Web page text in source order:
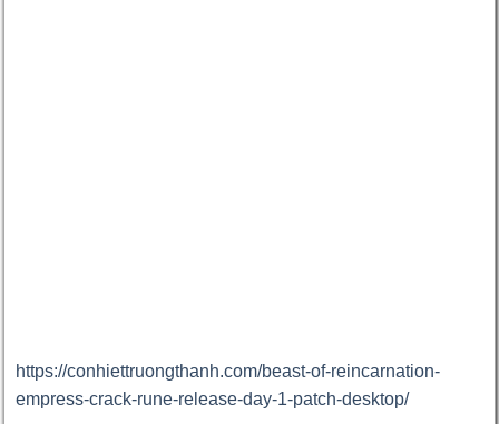
https://conhiettruongthanh.com/beast-of-reincarnation-
empress-crack-rune-release-day-1-patch-desktop/